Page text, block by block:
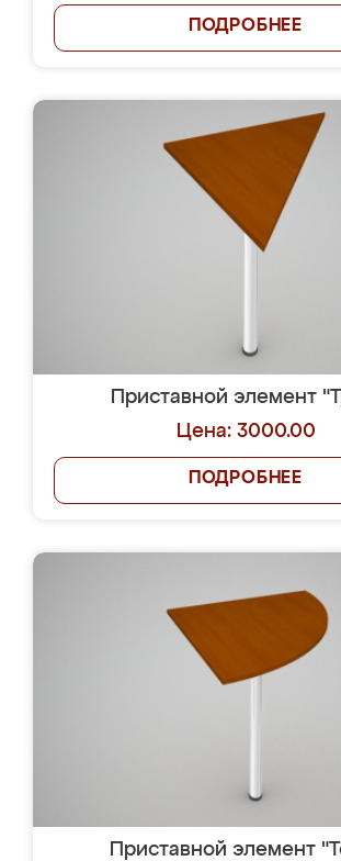
ПОДРОБНЕЕ
Приставной элемент
Цена: 3000.00
ПОДРОБНЕЕ
Приставной элемент